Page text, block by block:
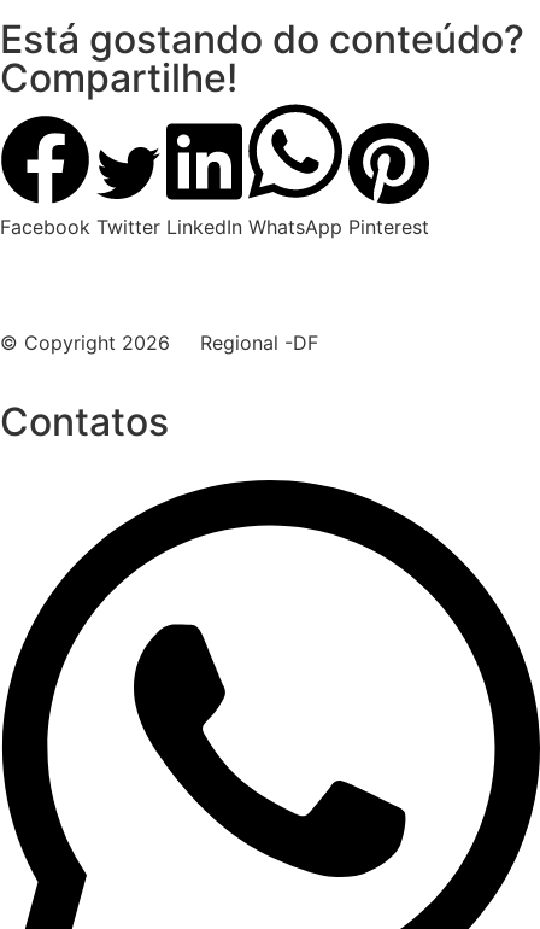
Está gostando do conteúdo?
Compartilhe!
Facebook Twitter LinkedIn WhatsApp Pinterest
© Copyright 2026 Regional -DF
Contatos